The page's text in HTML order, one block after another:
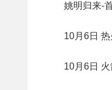
姚明归来-
10月6日
10月6日